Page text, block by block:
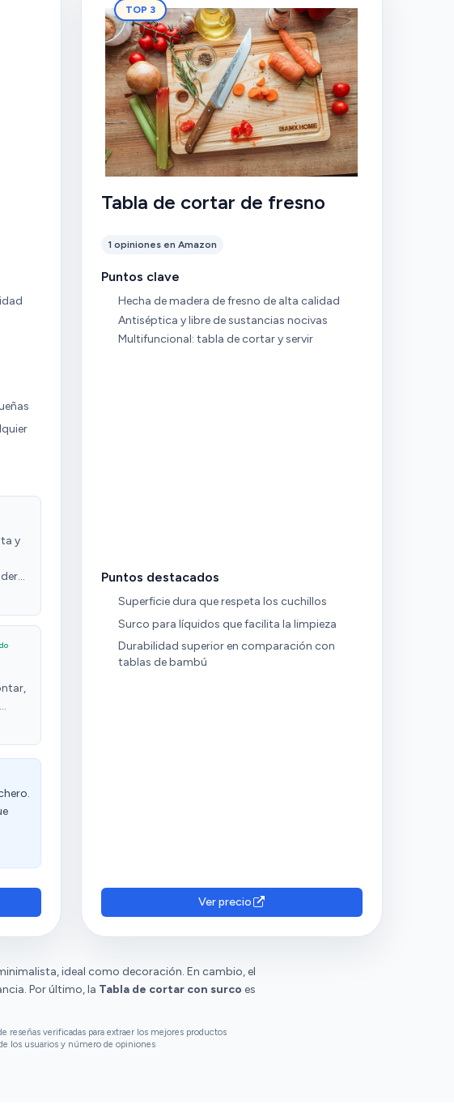
y
TOP 3
Tabla de cortar de fresno
1 opiniones en Amazon
Puntos clave
Hecha de madera de fresno de alta calidad
Antiséptica y libre de sustancias nocivas
Multifuncional: tabla de cortar y servir
Puntos destacados
Superficie dura que respeta los cuchillos
Surco para líquidos que facilita la limpieza
Durabilidad superior en comparación con
tablas de bambú
Ver precio
ideal como decoración. En cambio, el
Por último, la Tabla de cortar con surco es
reseñas verificadas para extraer los mejores productos
los usuarios y número de opiniones